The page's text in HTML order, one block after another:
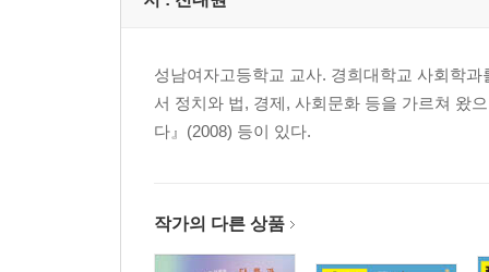
성남여자고등학교 교사. 경희대학교 사회학
서 정치와 법, 경제, 사회문화 등을 가르쳐 왔
다』(2008) 등이 있다.
작가의 다른 상품